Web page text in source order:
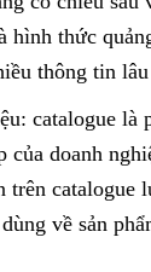
hình thức
thông tin
catalogue là
của doanh
trên catalogue
về sản